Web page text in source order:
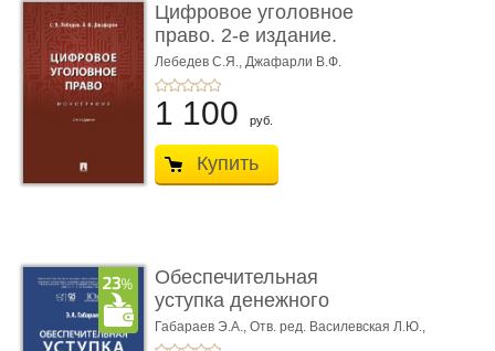
Цифровое уголовное
право. 2-е издание.
Монограф ...
Лебедев С.Я., Джафарли В.Ф.
1 100 руб.
Купить
Обеспечительная
уступка денежного
требования ...
Габараев Э.А., Отв. ред. Василевская Л.Ю.,
вступ. сл. Каретина М.Г.